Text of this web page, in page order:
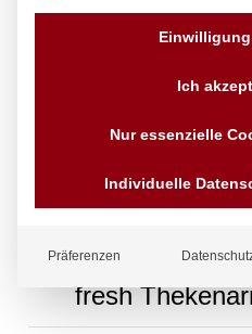
fresh
Ich
Nur essenzielle
Individuelle
Präferenzen